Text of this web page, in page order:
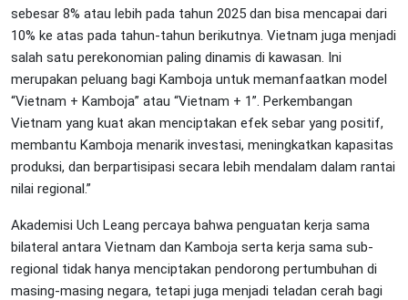
sebesar 8% atau lebih pada tahun 2025 dan bisa mencapai dari
10% ke atas pada tahun-tahun berikutnya. Vietnam juga menjadi
salah satu perekonomian paling dinamis di kawasan. Ini
merupakan peluang bagi Kamboja untuk memanfaatkan model
“Vietnam + Kamboja” atau “Vietnam + 1”. Perkembangan
Vietnam yang kuat akan menciptakan efek sebar yang positif,
membantu Kamboja menarik investasi, meningkatkan kapasitas
produksi, dan berpartisipasi secara lebih mendalam dalam rantai
nilai regional.”
Akademisi Uch Leang percaya bahwa penguatan kerja sama
bilateral antara Vietnam dan Kamboja serta kerja sama sub-
regional tidak hanya menciptakan pendorong pertumbuhan di
masing-masing negara, tetapi juga menjadi teladan cerah bagi